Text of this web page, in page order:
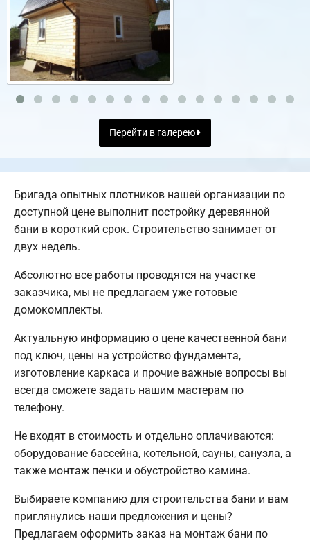
Перейти в галерею
Бригада опытных плотников нашей организации по
доступной цене выполнит постройку деревянной
бани в короткий срок. Строительство занимает от
двух недель.
Абсолютно все работы проводятся на участке
заказчика, мы не предлагаем уже готовые
домокомплекты.
Актуальную информацию о цене качественной бани
под ключ, цены на устройство фундамента,
изготовление каркаса и прочие важные вопросы вы
всегда сможете задать нашим мастерам по
телефону.
Не входят в стоимость и отдельно оплачиваются:
оборудование бассейна, котельной, сауны, санузла, а
также монтаж печки и обустройство камина.
Выбираете компанию для строительства бани и вам
приглянулись наши предложения и цены?
Предлагаем оформить заказ на монтаж бани по